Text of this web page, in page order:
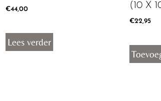
€44,00
Lees verder
(10 X
€22,95